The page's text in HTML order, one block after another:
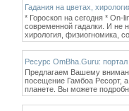
Гадания на цветах,
* Гороскоп на сегодня * On-
современной гадалки. И не
хирология, физиогномика,
Ресурс OmBha.Guru:
Предлагаем Вашему
посещение Гамбоа Ресорт,
планете. Вы можете